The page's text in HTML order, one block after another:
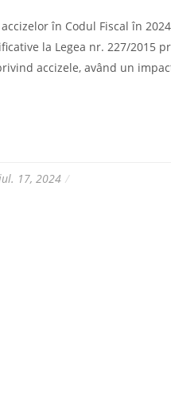
în Codul Fiscal în
la Legea nr. 227/2015
accizele, având un
17, 2024